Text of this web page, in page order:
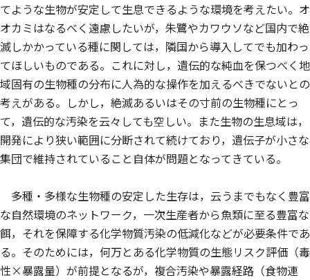
てような生物が安定して生息できるような環境を考えたい。オ
オカミはなるべく遠慮したいが，朱鷺やカワウソなど国内で絶
滅しかかっている種に関しては，隣国から導入してでも加わっ
てほしいものである。これに対し，遺伝的な純血を保つべく地
域固有の生物種の分布に人為的な操作を加えるべきでないとの
考えがある。しかし，絶滅あるいはその寸前の生物種にとっ
て，遺伝的な汚染を云々しても空しい。また生物の生息域は，
開発により狭い範囲に分断されて続けており，遺伝子が小さな
集団で維持されていること自体が問題となってきている。
多種・多様な生物種の安定した生存は，云うまでもなく豊富
な自然環境のネットワーク，一次生産者から魚類に至る豊富な
餌，それを保障する化学物質汚染の低減化などが必要条件であ
る。そのためには，何万とある化学物質の生態リスク評価（毒
性×暴露量）が前提となるが，複合汚染や暴露経路（食物連